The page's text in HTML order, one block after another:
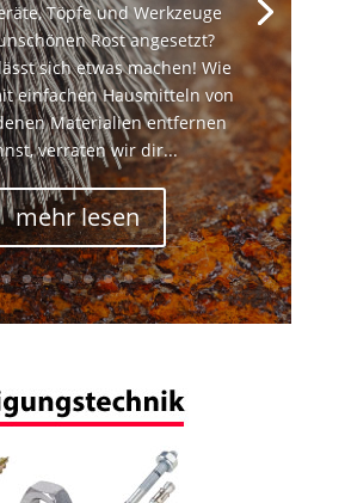
Töpfe und Werkzeuge
Rost angesetzt?
sich etwas machen! Wie
einfachen Hausmitteln von
Materialien entfernen
verraten wir dir...
mehr lesen